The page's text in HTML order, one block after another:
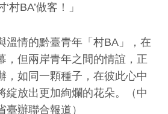
村BA’做客！」
情的黔臺青年「村BA」，在
，但兩岸青年之間的情誼，正
，如同一顆種子，在彼此心中
綻放出更加絢爛的花朵。（中
臺辦聯合報道）